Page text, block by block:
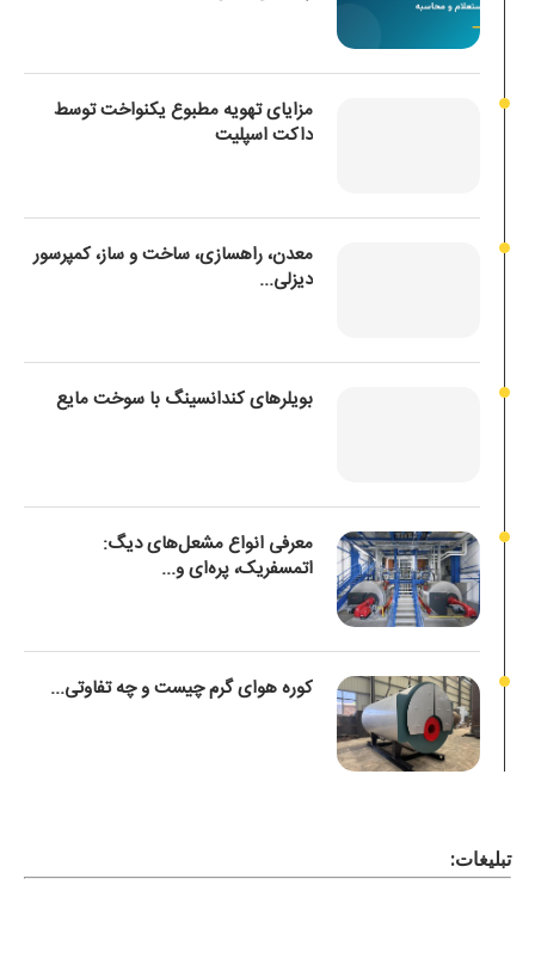
مزایای تهویه مطبوع یکنواخت توسط
داکت اسپلیت
معدن، راهسازی، ساخت و ساز، کمپرسور
دیزلی...
بویلرهای کندانسینگ با سوخت مایع
معرفی انواع مشعل‌های دیگ:
اتمسفریک، پره‌ای و...
کوره هوای گرم چیست و چه تفاوتی...
تبلیغات: